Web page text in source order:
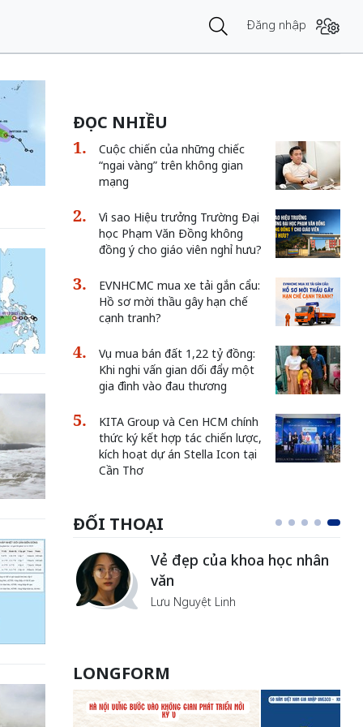
Đăng nhập
ĐỌC NHIỀU
Cuộc chiến của những chiếc
“ngai vàng” trên không gian
mạng
Vì sao Hiệu trưởng Trường Đại
học Phạm Văn Đồng không
đồng ý cho giáo viên nghỉ hưu?
EVNHCMC mua xe tải gắn cẩu:
Hồ sơ mời thầu gây hạn chế
cạnh tranh?
Vụ mua bán đất 1,22 tỷ đồng:
Khi nghi vấn gian dối đẩy một
gia đình vào đau thương
KITA Group và Cen HCM chính
thức ký kết hợp tác chiến lược,
kích hoạt dự án Stella Icon tại
Cần Thơ
ĐỐI THOẠI
Vẻ đẹp của khoa học nhân
văn
Lưu Nguyệt Linh
LONGFORM